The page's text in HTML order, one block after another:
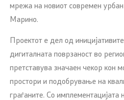
мрежа на новиот современ
Марино.
Проектот е дел од
дигиталната поврзаност во
претставува значаен чекор кон
простори и подобрување на
граѓаните. Со имплементацијата